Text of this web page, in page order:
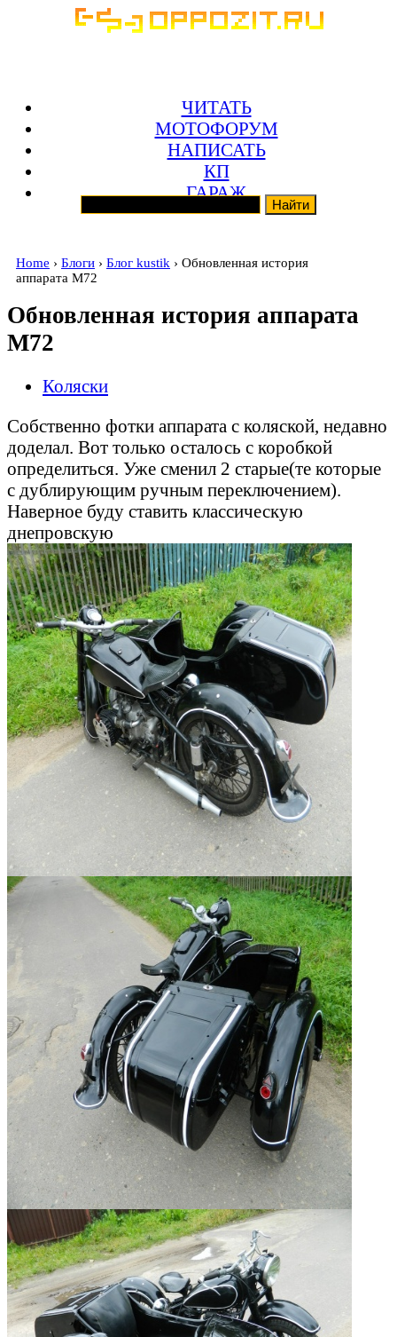
ЧИТАТЬ
МОТОФОРУМ
НАПИСАТЬ
КП
ГАРАЖ
Home › Блоги › Блог kustik › Обновленная история
аппарата М72
Обновленная история аппарата
М72
Коляски
Собственно фотки аппарата с коляской, недавно
доделал. Вот только осталось с коробкой
определиться. Уже сменил 2 старые(те которые
с дублирующим ручным переключением).
Наверное буду ставить классическую
днепровскую